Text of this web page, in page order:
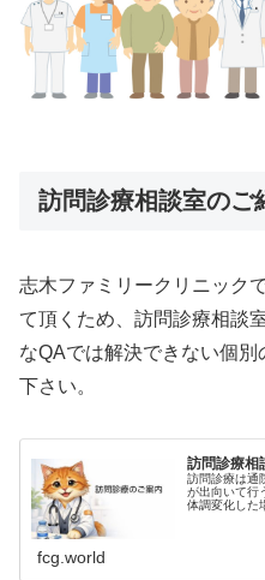
訪問診療相談室のご
志木ファミリークリニック
て頂くため、訪問診療相談
なQAでは解決できない個
下さい。
訪問診療相
訪問診療は通
が出向いて行
体調変化した
fcg.world